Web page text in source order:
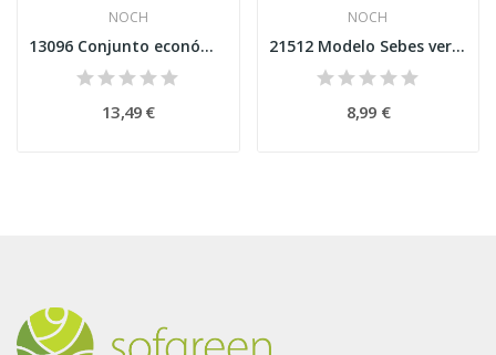
NOCH
13096 Conjunto económico de cercas de jardim
13,49 €
NOCH
21512 Modelo Sebes verdes, 2 peças, 1,5 x 0,8...
8,99 €